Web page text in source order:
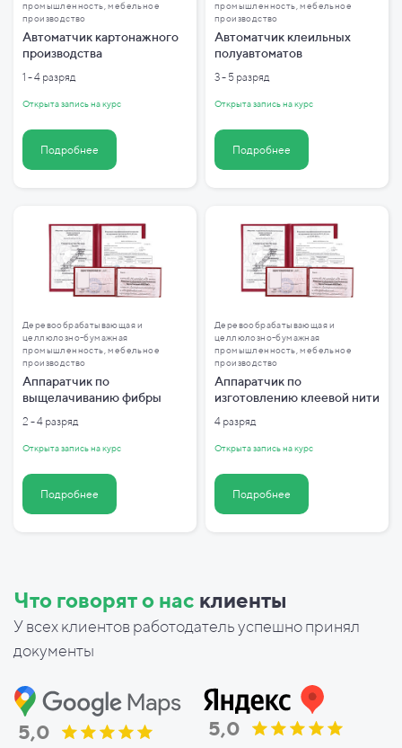
промышленность, мебельное
производство
Автоматчик картонажного
производства
1 - 4 разряд
Открыта запись на курс
Подробнее
промышленность, мебельное
производство
Автоматчик клеильных
полуавтоматов
3 - 5 разряд
Открыта запись на курс
Подробнее
Деревообрабатывающая и
целлюлозно-бумажная
промышленность, мебельное
производство
Аппаратчик по
выщелачиванию фибры
2 - 4 разряд
Открыта запись на курс
Подробнее
Деревообрабатывающая и
целлюлозно-бумажная
промышленность, мебельное
производство
Аппаратчик по
изготовлению клеевой нити
4 разряд
Открыта запись на курс
Подробнее
Что говорят о нас клиенты
У всех клиентов работодатель успешно принял
документы
5,0 5,0